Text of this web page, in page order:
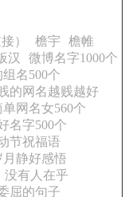
）
檐宇
檐帷
汉
微博名字1000个
名500个
的网名越贱越好
单网名女560个
名字500个
节祝福语
月静好感悟
没有人在乎
屈的句子